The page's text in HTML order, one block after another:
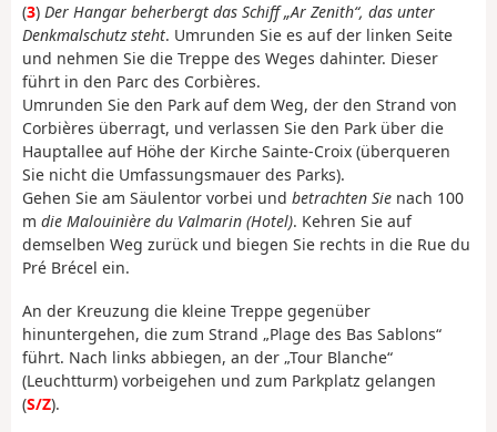
(3) Der Hangar beherbergt das Schiff „Ar Zenith“, das unter
Denkmalschutz steht. Umrunden Sie es auf der linken Seite
und nehmen Sie die Treppe des Weges dahinter. Dieser
führt in den Parc des Corbières.
Umrunden Sie den Park auf dem Weg, der den Strand von
Corbières überragt, und verlassen Sie den Park über die
Hauptallee auf Höhe der Kirche Sainte-Croix (überqueren
Sie nicht die Umfassungsmauer des Parks).
Gehen Sie am Säulentor vorbei und betrachten Sie nach 100
m die Malouinière du Valmarin (Hotel). Kehren Sie auf
demselben Weg zurück und biegen Sie rechts in die Rue du
Pré Brécel ein.
An der Kreuzung die kleine Treppe gegenüber
hinuntergehen, die zum Strand „Plage des Bas Sablons“
führt. Nach links abbiegen, an der „Tour Blanche“
(Leuchtturm) vorbeigehen und zum Parkplatz gelangen
(S/Z).